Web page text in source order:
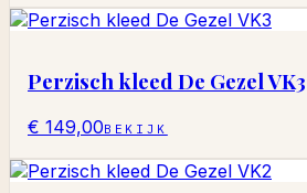
Perzisch kleed De Gezel VK3
€ 149,00BEKIJK